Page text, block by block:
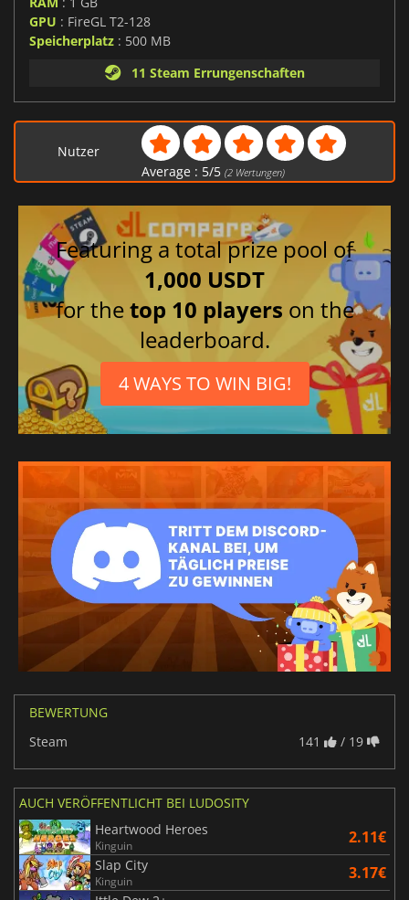
GPU : FireGL T2-128
Speicherplatz : 500 MB
11 Steam Errungenschaften
Nutzer
Average : 5/5 (2Wertungen)
Featuring a total prize pool of
1,000 USDT
for thetop 10 players on the
leaderboard.
4 WAYS TO WIN BIG!
BEWERTUNG
Steam
141 / 19
AUCH VERÖFFENTLICHT BEI LUDOSITY
Heartwood Heroes
Kinguin 2.11€
Slap City
Kinguin 3.17€